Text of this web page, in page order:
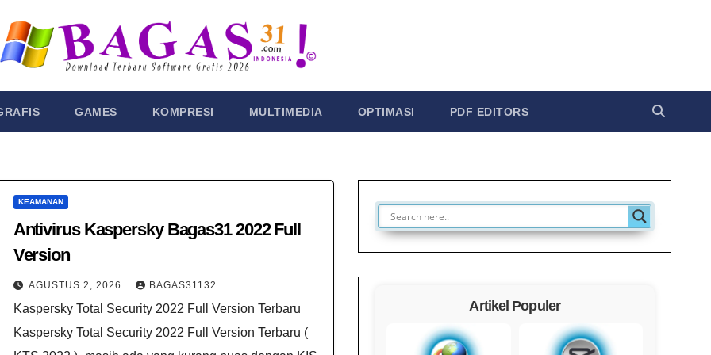
GAMES KOMPRESI MULTIMEDIA OPTIMASI PDF EDITORS
KEAMANAN
Antivirus Kaspersky Bagas31 2022 Full
Version
AGUSTUS 2, 2026 BAGAS31132
Kaspersky Total Security 2022 Full Version Terbaru
Kaspersky Total Security 2022 Full Version Terbaru (
Artikel Populer